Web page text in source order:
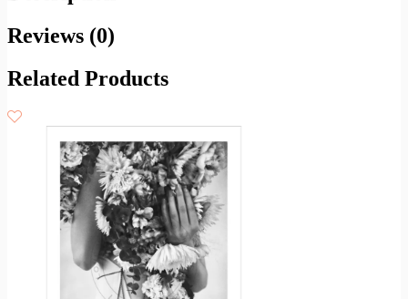
Reviews (0)
Related Products